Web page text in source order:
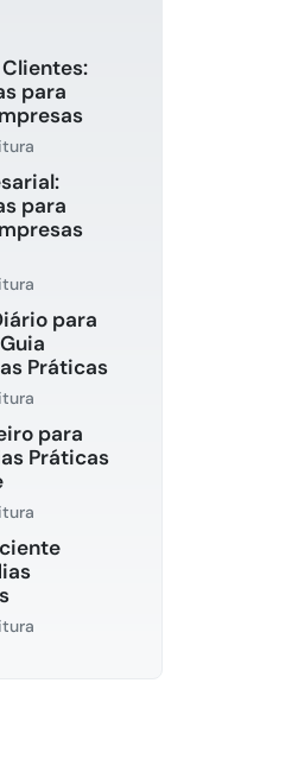
para
para
para
Práticas
para
Práticas